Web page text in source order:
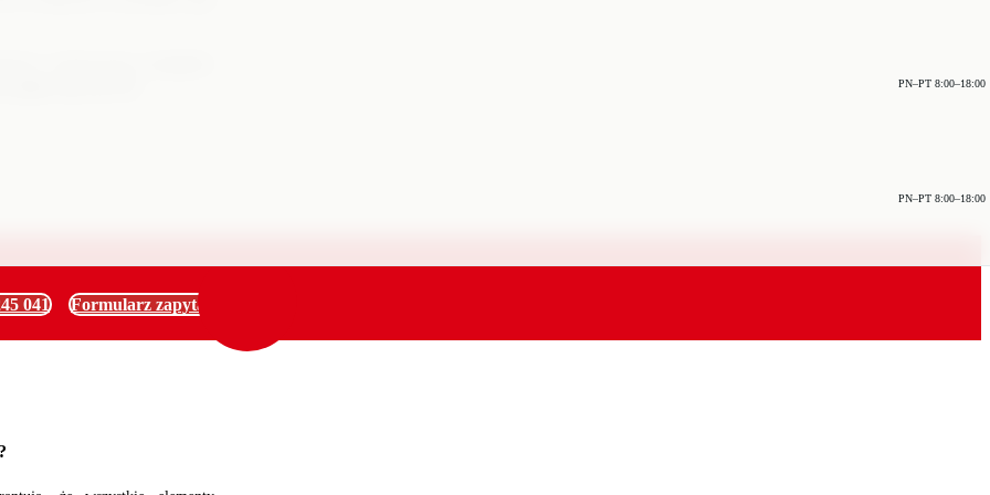
wykonywanie przeglądów
041 Formularz zapytania